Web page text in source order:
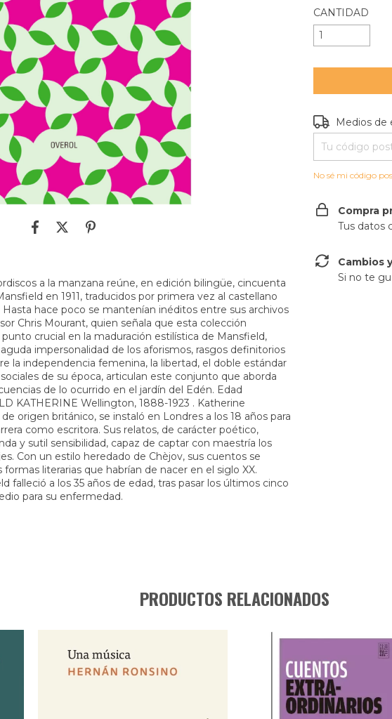
a la manzana reúne, en edición bilingüe, cincuenta
en 1911, traducidos por primera vez al castellano
hace poco se mantenían inéditos entre sus archivos
Chris Mourant, quien señala que esta colección
crucial en la maduración estilística de Mansfield,
impersonalidad de los aforismos, rasgos definitorios
la independencia femenina, la libertad, el doble estándar
de su época, articulan este conjunto que aborda
de lo ocurrido en el jardín del Edén. Edad
KATHERINE Wellington, 1888-1923 . Katherine
origen británico, se instaló en Londres a los 18 años para
como escritora. Sus relatos, de carácter poético,
y sutil sensibilidad, capaz de captar con maestría los
Con un estilo heredado de Chèjov, sus cuentos se
literarias que habrían de nacer en el siglo XX.
falleció a los 35 años de edad, tras pasar los últimos cinco
para su enfermedad.
CANTIDAD
Entregas para
Medios de
No sé mi código
Compra
Tus datos
Cambios
Si no te
PRODUCTOS RELACIONADOS